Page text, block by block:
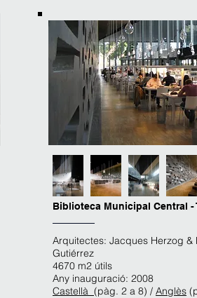
Biblioteca Municipal Central -
Arquitectes: Jacques Herzog
Gutiérrez
4670 m2 útils
Any inauguració: 2008
Castellà (pàg. 2 a 8) / Anglès